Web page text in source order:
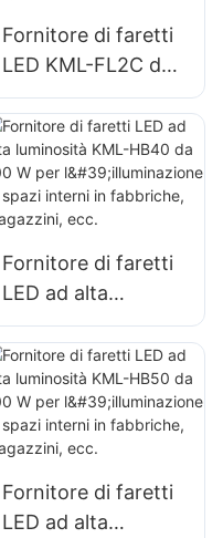
Fornitore di faretti
LED KML-FL2C da
240 W per
illuminazione di
parcheggi e
magazzini esterni
Fornitore di faretti
LED ad alta
luminosità KML-
HB40 da 100 W per
l'illuminazione di
spazi interni in
fabbriche,
Fornitore di faretti
LED ad alta